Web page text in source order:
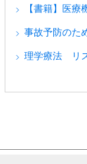
【書籍】医
事故予防のた
理学療法 リ